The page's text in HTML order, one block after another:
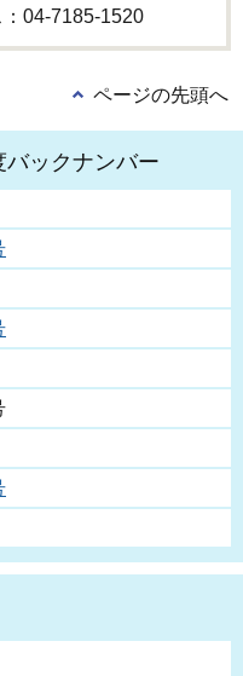
04-7185-1520
ページの先頭へ
バックナンバー